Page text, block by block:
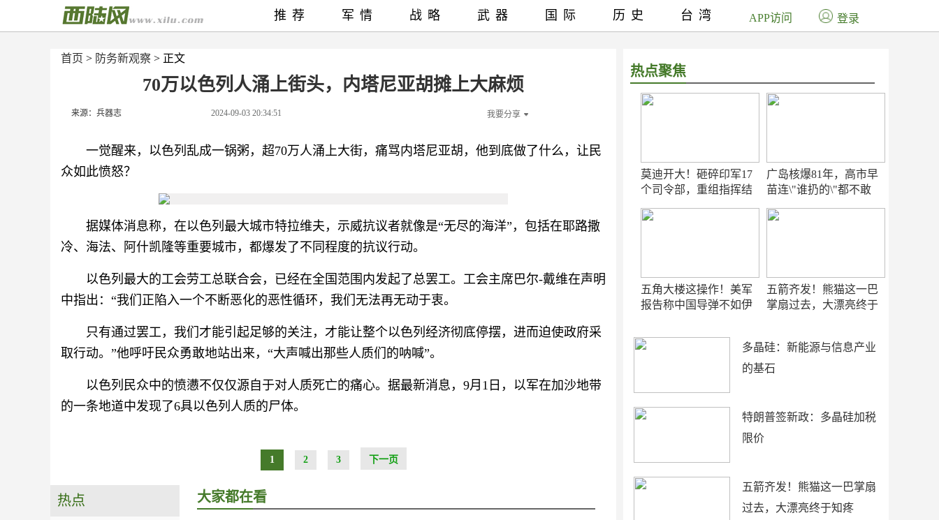
首页 > 防务新观察 > 正文
70万以色列人涌上街头，内塔尼亚胡摊上大麻烦
来源：兵器志 2024-09-03 20:34:51 我要分享
一觉醒来，以色列乱成一锅粥，超70万人涌上大街，痛骂内塔尼亚胡，他到底做了什么，让民
众如此愤怒？
据媒体消息称，在以色列最大城市特拉维夫，示威抗议者就像是“无尽的海洋”，包括在耶路撒
冷、海法、阿什凯隆等重要城市，都爆发了不同程度的抗议行动。
以色列最大的工会劳工总联合会，已经在全国范围内发起了总罢工。工会主席巴尔-戴维在声明
中指出：“我们正陷入一个不断恶化的恶性循环，我们无法再无动于衷。
只有通过罢工，我们才能引起足够的关注，才能让整个以色列经济彻底停摆，进而迫使政府采
取行动。”他呼吁民众勇敢地站出来，“大声喊出那些人质们的呐喊”。
以色列民众中的愤懑不仅仅源自于对人质死亡的痛心。据最新消息，9月1日，以军在加沙地带
的一条地道中发现了6具以色列人质的尸体。
1 2 3 下一页
热点聚焦
莫迪开大！砸碎印军17
个司令部，重组指挥结
广岛核爆81年，高市早
苗连\"谁扔的\"都不敢
五角大楼这操作！美军
报告称中国导弹不如伊
五箭齐发！熊猫这一巴
掌扇过去，大漂亮终于
多晶硅：新能源与信息产业
的基石
特朗普签新政：多晶硅加税
限价
五箭齐发！熊猫这一巴掌扇
过去，大漂亮终于知疼
推荐 军情 战略 武器 国际 历史 台湾 APP访问 登录
热点 大家都在看